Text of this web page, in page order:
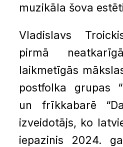
muzikāla šova
Vladislavs
pirmā
laikmetīgās
postfolka grupas
un frīkkabarē
izveidotājs, ko
iepazinis 2024.